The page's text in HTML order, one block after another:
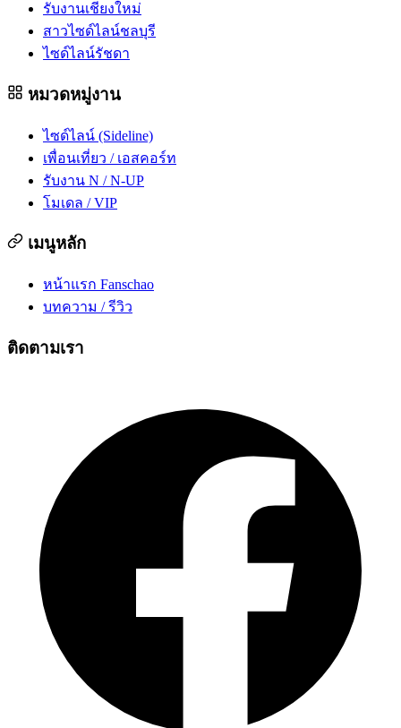
รับงานเชียงใหม่
สาวไซด์ไลน์ชลบุรี
ไซด์ไลน์รัชดา
หมวดหมู่งาน
ไซด์ไลน์ (Sideline)
เพื่อนเที่ยว / เอสคอร์ท
รับงาน N / N-UP
โมเดล / VIP
เมนูหลัก
หน้าแรก Fanschao
บทความ / รีวิว
ติดตามเรา